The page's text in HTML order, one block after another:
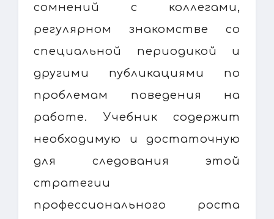
сомнений с коллегами,
регулярном знакомстве со
специальной периодикой и
другими публикациями по
проблемам поведения на
работе. Учебник содержит
необходимую и достаточную
для следования этой
стратегии
профессионального роста